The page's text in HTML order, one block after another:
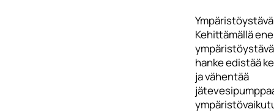
Kehittämällä
hanke edistää
ja vähentää